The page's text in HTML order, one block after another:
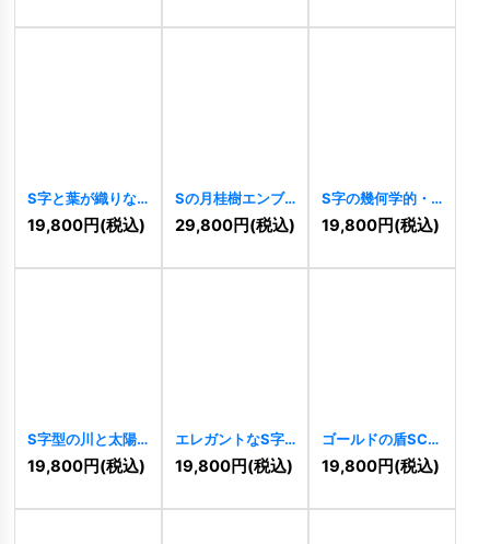
S字と葉が織りな
すサステナブルな
成長ロゴ
11314]
19,800円(税込)
Sの月桂樹エンブ
レムロゴ[11306]
29,800円(税込)
S字の幾何学的・
先進的ストライプ
ロゴ 11294]
19,800円(税込)
S字型の川と太陽
をモチーフにした
ダイナミックなロ
19,800円(税込)
エレガントなS字
香水ボトルロゴ
11280 ]
19,800円(税込)
ゴールドの盾SCロ
ゴ 11264]
19,800円(税込)